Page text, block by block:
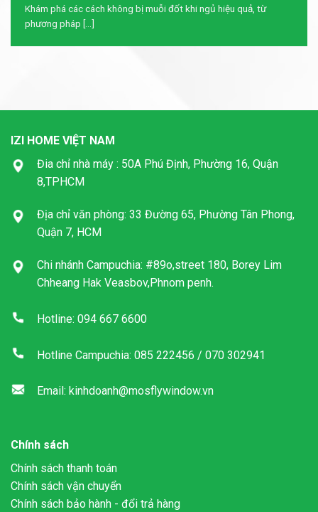
Khám phá các cách không bị muỗi đốt khi ngủ hiệu quả, từ
phương pháp [...]
IZI HOME VIỆT NAM
Đia chỉ nhà máy : 50A Phú Định, Phường 16, Quận
8,TPHCM
Địa chỉ văn phòng: 33 Đường 65, Phường Tân Phong,
Quận 7, HCM
Chi nhánh Campuchia: #89o,street 180, Borey Lim
Chheang Hak Veasbov,Phnom penh.
Hotline: 094 667 6600
Hotline Campuchia: 085 222456 / 070 302941
Email: kinhdoanh@mosflywindow.vn
Chính sách
Chính sách thanh toán
Chính sách vận chuyển
Chính sách bảo hành - đổi trả hàng